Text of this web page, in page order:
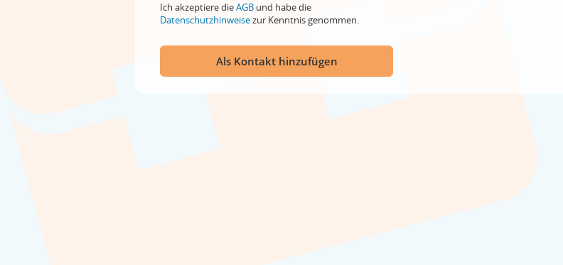
Ich akzeptiere dieAGB und habe die
Datenschutzhinweisezur Kenntnis genommen.
Als Kontakt hinzufügen